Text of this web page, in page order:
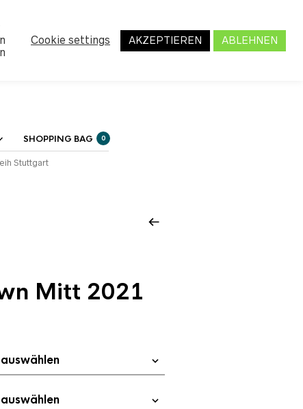
SHOPPING BAG 0
Stuttgart
Mitt 2021
Cookie settings AKZEPTIEREN ABLEHNEN